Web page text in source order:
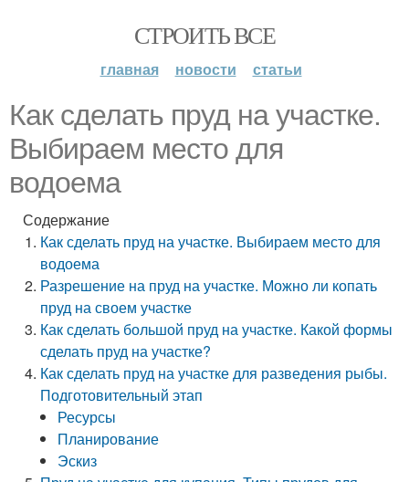
СТРОИТЬ ВСЕ
главная новости статьи
Как сделать пруд на участке.
Выбираем место для
водоема
Содержание
Как сделать пруд на участке. Выбираем место для
водоема
Разрешение на пруд на участке. Можно ли копать
пруд на своем участке
Как сделать большой пруд на участке. Какой формы
сделать пруд на участке?
Как сделать пруд на участке для разведения рыбы.
Подготовительный этап
Ресурсы
Планирование
Эскиз